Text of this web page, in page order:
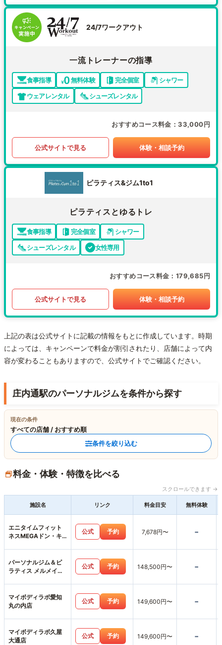
24/7ワークアウト
一流トレーナーの指導
食事指導 無料体験 完全個室
シャワー
ウェアレンタル
シューズレンタル
おすすめコース料金 33,000円
公式サイトで見る 体験・相談予約
ピラティス&ジム1to1
ピラティスとゆるトレ
食事指導 完全個室
シャワー
シューズレンタル
女性専用
おすすめコース料金 179,685円
公式サイトで見る 体験・相談予約
上記の表は公式サイトに記載の情報をもとに作成しています。時期
によっては、キャンペーンで料金が割引されたり、店舗によって内
容が変わることもありますので、公式サイトでご確認ください。
庄内通駅のパーソナルジムを条件から探す
現在の条件
すべての店舗 / おすすめ順
条件を絞り込む
料金・体験・特徴を比べる
スクロールできます →
施設名 リンク 料金目安 無料体験
エニタイムフィット
ネスMEGAドン・キ
公式 予約 7,678円〜 -
パーソナルジム＆ピ
ラティス メルメイク
公式 予約 148,500円〜 -
マイボディラボ愛知
丸の内店
公式 予約 149,600円〜 -
マイボディラボ久屋
大通店
公式 予約 149,600円〜 -